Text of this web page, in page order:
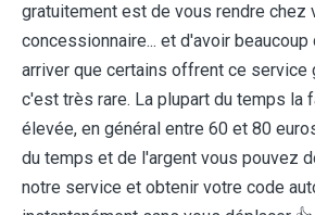
gratuitement est de vous rendre chez
concessionnaire... et d'avoir
arriver que certains offrent ce service
c'est très rare. La plupart du temps la
élevée, en général entre 60 et 80
du temps et de l'argent vous pouvez
notre service et obtenir votre code